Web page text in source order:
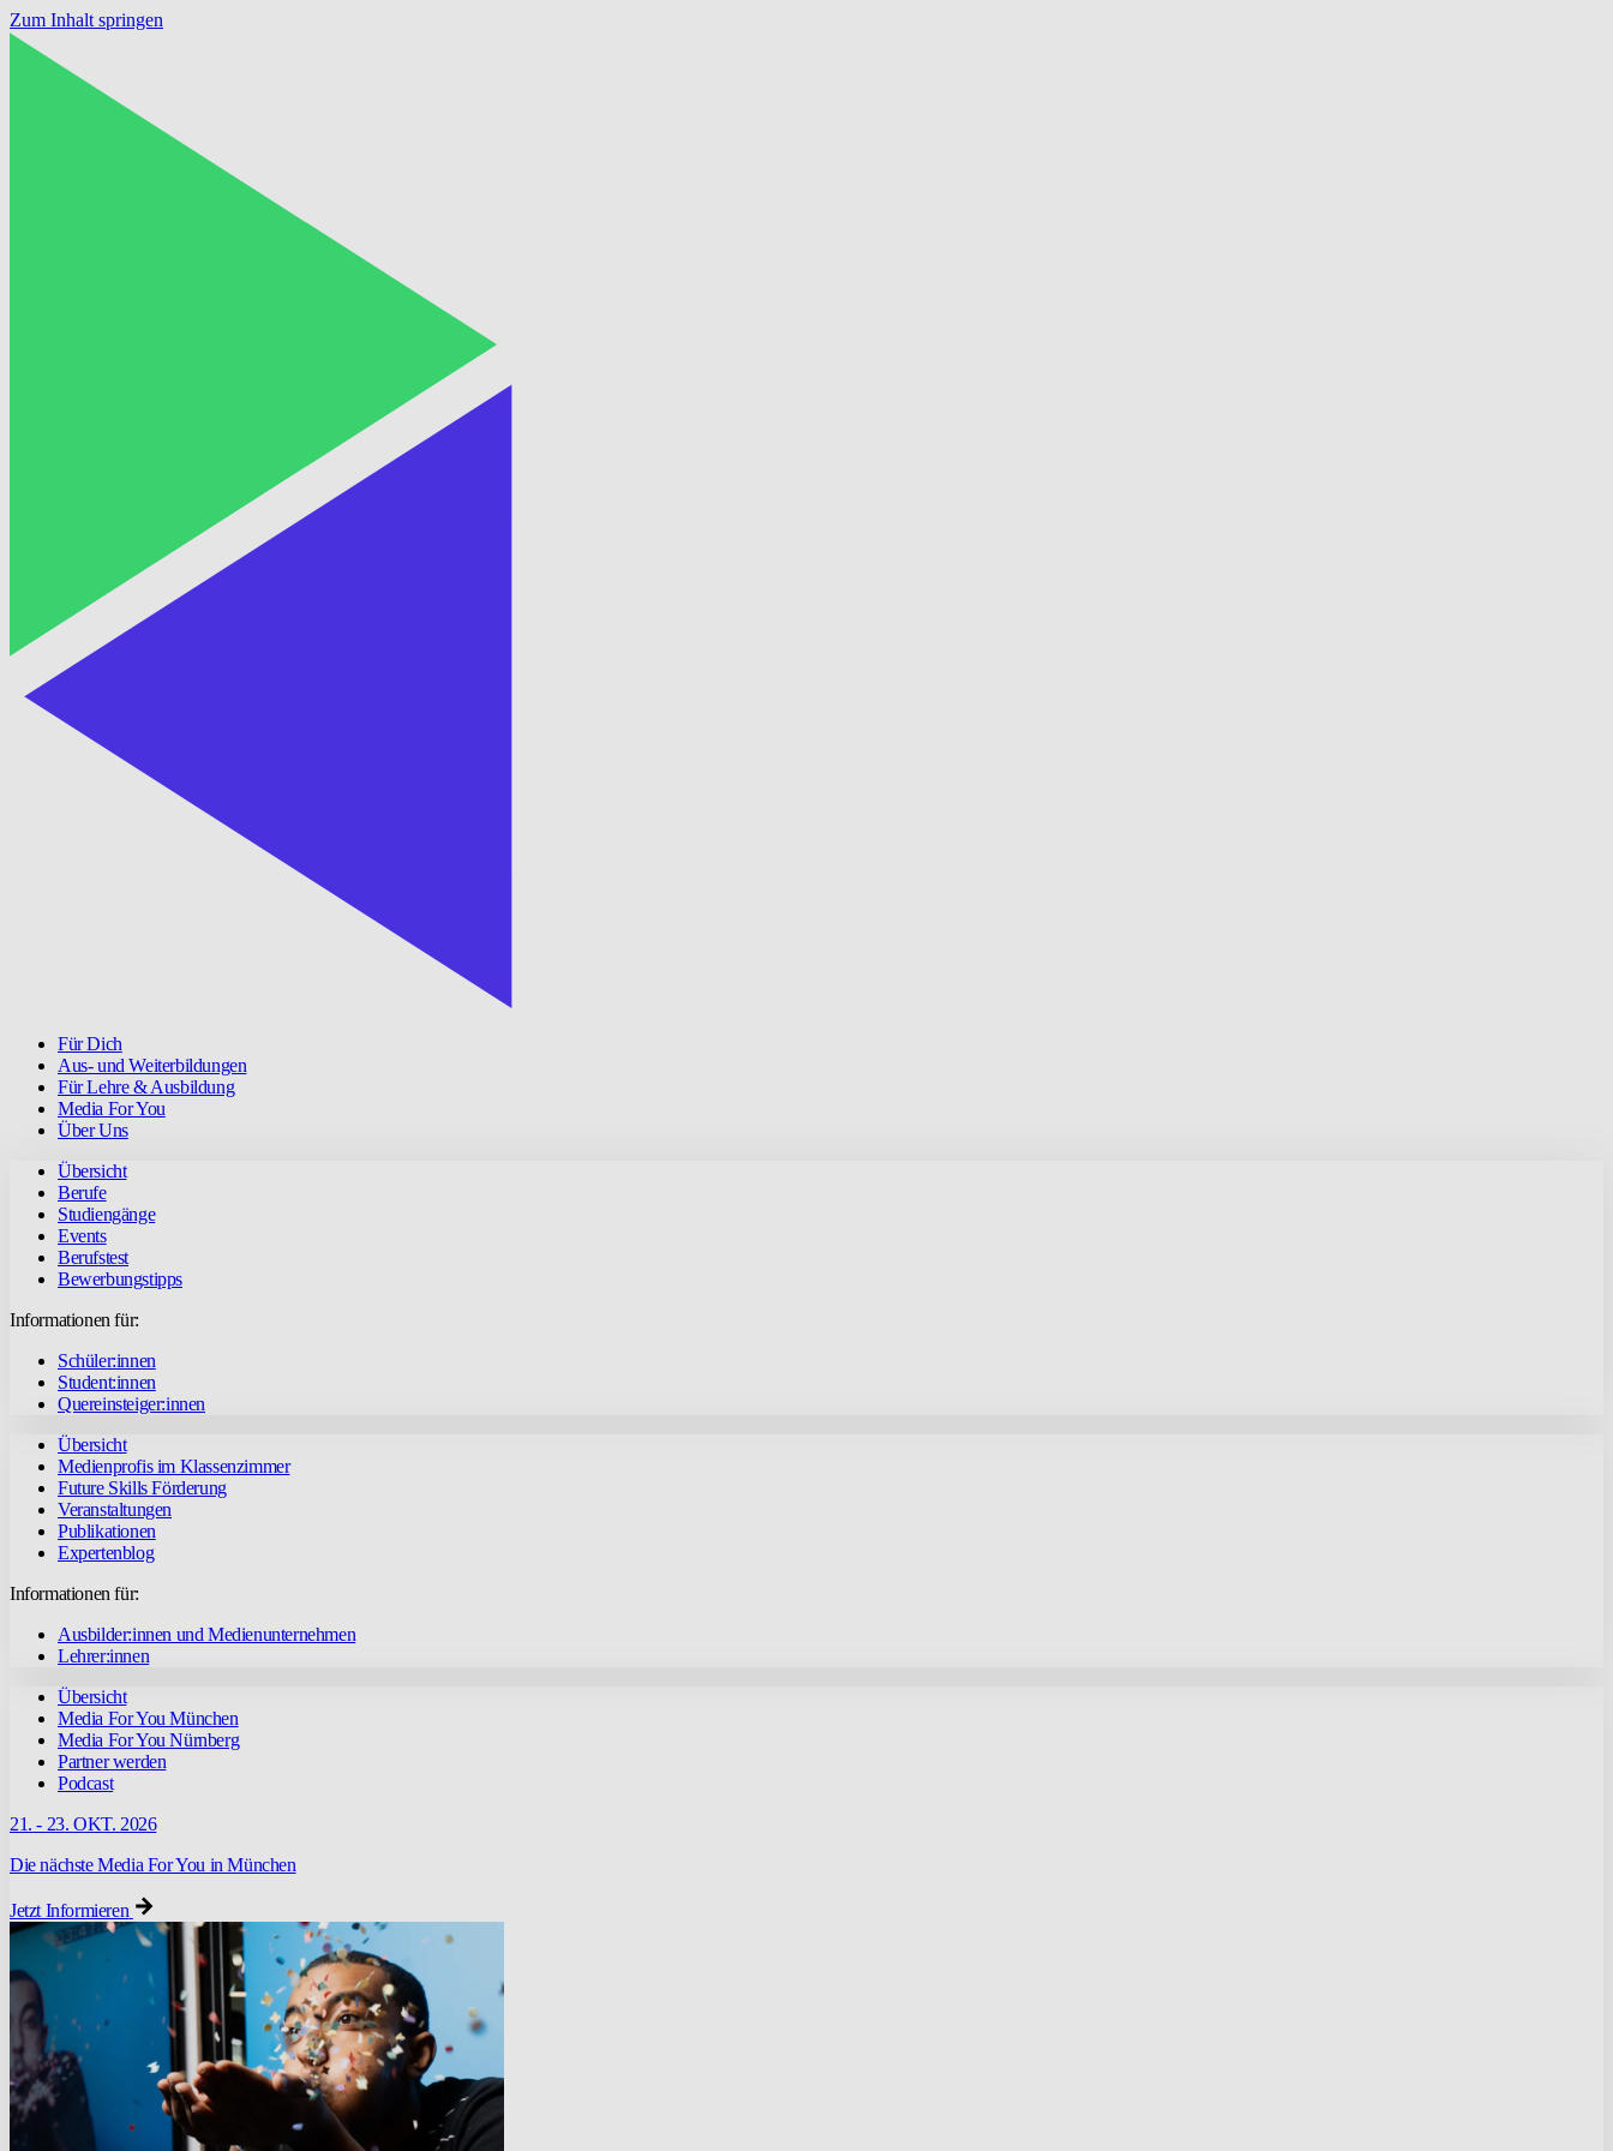
Zum Inhalt springen
Für Dich
Aus- und Weiterbildungen
Für Lehre & Ausbildung
Media For You
Über Uns
Übersicht
Berufe
Studiengänge
Events
Berufstest
Bewerbungstipps
Informationen für:
Schüler:innen
Student:innen
Quereinsteiger:innen
Übersicht
Medienprofis im Klassenzimmer
Future Skills Förderung
Veranstaltungen
Publikationen
Expertenblog
Informationen für:
Ausbilder:innen und Medienunternehmen
Lehrer:innen
Übersicht
Media For You München
Media For You Nürnberg
Partner werden
Podcast
21. - 23. OKT. 2026
Die nächste Media For You in München
Jetzt Informieren